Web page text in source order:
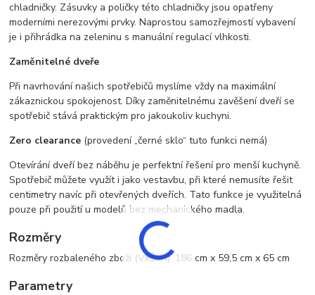
chladničky. Zásuvky a poličky této chladničky jsou opatřeny
moderními nerezovými prvky. Naprostou samozřejmostí vybavení
je i přihrádka na zeleninu s manuální regulací vlhkosti.
Zaměnitelné dveře
Při navrhování našich spotřebičů myslíme vždy na maximální
zákaznickou spokojenost. Díky zaměnitelnému zavěšení dveří se
spotřebič stává praktickým pro jakoukoliv kuchyni.
Zero clearance (provedení „černé sklo“ tuto funkci nemá)
Otevírání dveří bez náběhu je perfektní řešení pro menší kuchyně.
Spotřebič můžete využít i jako vestavbu, při které nemusíte řešit
centimetry navíc při otevřených dveřích. Tato funkce je využitelná
pouze při použití u modelů bez mechanického madla.
Rozměry
Rozměry rozbaleného zboží (VxŠxH): 186 cm x 59,5 cm x 65 cm
Parametry